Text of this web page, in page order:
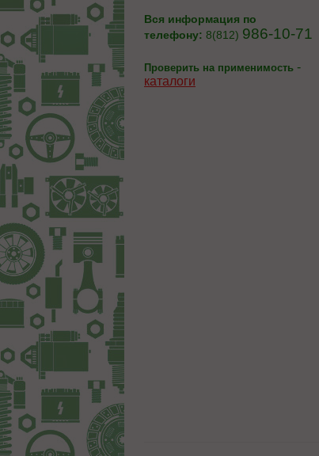
Вся информация по
телефону: 8(812) 986-10-71
Проверить на применимость -
каталоги